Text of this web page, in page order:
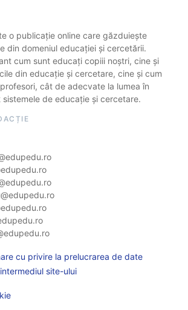
o publicație online care găzduiește
din domeniul educației și cercetării.
cum sunt educați copiii noștri, cine și
din educație și cercetare, cine și cum
cât de adecvate la lumea în
de educație și cercetare.
cu privire la prelucrarea de date
site-ului